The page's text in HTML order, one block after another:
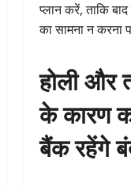
प्लान करें, ताकि
का सामना न करना
होली और
के कारण
बैंक रहेंगे